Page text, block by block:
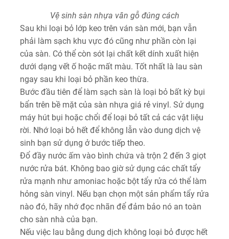
Vệ sinh sàn nhựa vân gỗ đúng cách
Sau khi loại bỏ lớp keo trên ván sàn mới, bạn vẫn
phải làm sạch khu vực đó cũng như phần còn lại
của sàn. Có thể còn sót lại chất kết dính xuất hiện
dưới dạng vết ố hoặc mất màu. Tốt nhất là lau sàn
ngay sau khi loại bỏ phần keo thừa.
Bước đầu tiên để làm sạch sàn là loại bỏ bất kỳ bụi
bẩn trên bề mặt của sàn nhựa giá rẻ vinyl. Sử dụng
máy hút bụi hoặc chổi để loại bỏ tất cả các vật liệu
rời. Nhớ loại bỏ hết để không lẫn vào dung dịch vệ
sinh bạn sử dụng ở bước tiếp theo.
Đổ đầy nước ấm vào bình chứa và trộn 2 đến 3 giọt
nước rửa bát. Không bao giờ sử dụng các chất tẩy
rửa mạnh như amoniac hoặc bột tẩy rửa có thể làm
hỏng sàn vinyl. Nếu bạn chọn một sản phẩm tẩy rửa
nào đó, hãy nhớ đọc nhãn để đảm bảo nó an toàn
cho sàn nhà của bạn.
Nếu việc lau bằng dung dịch không loại bỏ được hết